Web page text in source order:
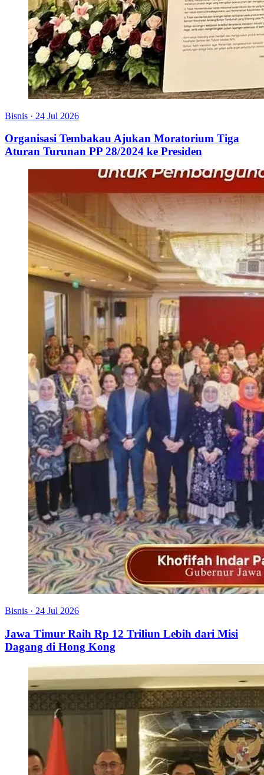
Bisnis · 24 Jul 2026
Organisasi Tembakau Ajukan Moratorium Tiga
Aturan Turunan PP 28/2024 ke Presiden
Bisnis · 24 Jul 2026
Jawa Timur Raih Rp 12 Triliun Lebih dari Misi
Dagang di Hong Kong